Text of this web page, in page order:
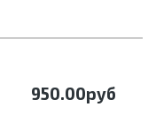
950.00руб